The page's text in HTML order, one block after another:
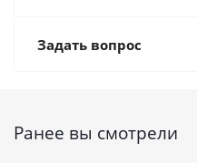
Задать вопрос
Ранее вы смотрели